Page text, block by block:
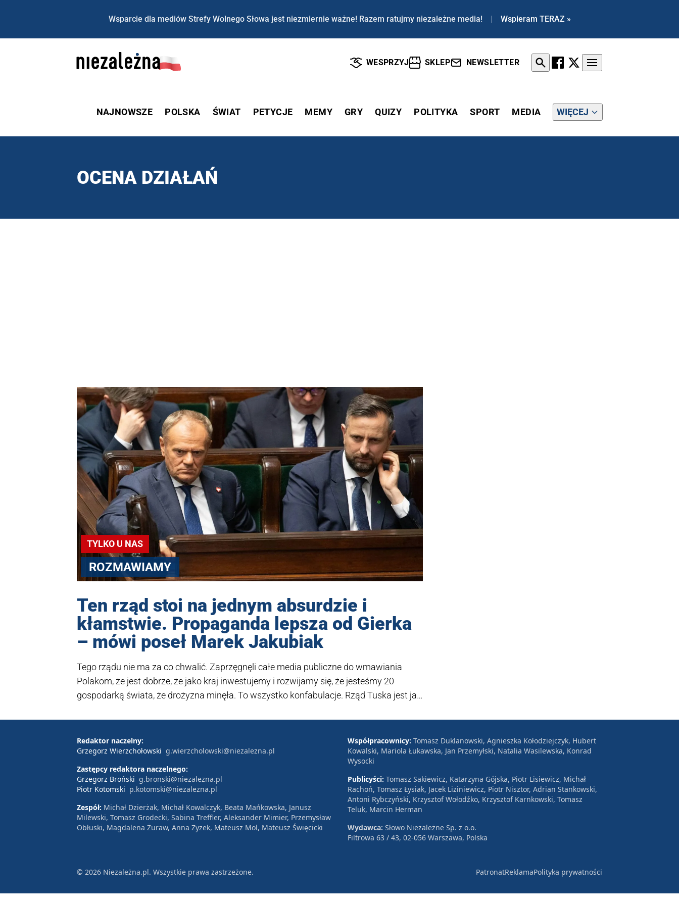
Wsparcie dla mediów Strefy Wolnego Słowa jest niezmiernie ważne! Razem ratujmy niezależne media! | Wspieram TERAZ »
WESPRZYJ SKLEP NEWSLETTER
NAJNOWSZE POLSKA ŚWIAT PETYCJE MEMY GRY QUIZY POLITYKA SPORT MEDIA WIĘCEJ
OCENA DZIAŁAŃ
TYLKO U NAS
ROZMAWIAMY
Ten rząd stoi na jednym absurdzie i
kłamstwie. Propaganda lepsza od Gierka
– mówi poseł Marek Jakubiak
Tego rządu nie ma za co chwalić. Zaprzęgnęli całe media publiczne do wmawiania
Polakom, że jest dobrze, że jako kraj inwestujemy i rozwijamy się, że jesteśmy 20
gospodarką świata, że drożyzna minęła. To wszystko konfabulacje. Rząd Tuska jest jak
Republikanie.
Redaktor naczelny:
Grzegorz Wierzchołowski g.wierzcholowski@niezalezna.pl
Zastępcy redaktora naczelnego:
Grzegorz Broński g.bronski@niezalezna.pl
Piotr Kotomski p.kotomski@niezalezna.pl
Zespół: Michał Dzierżak, Michał Kowalczyk, Beata Mańkowska, Janusz
Milewski, Tomasz Grodecki, Sabina Treffler, Aleksander Mimier, Przemysław
Obłuski, Magdalena Żuraw, Anna Zyzek, Mateusz Mol, Mateusz Święcicki
Współpracownicy: Tomasz Duklanowski, Agnieszka Kołodziejczyk, Hubert
Kowalski, Mariola Łukawska, Jan Przemyłski, Natalia Wasilewska, Konrad
Wysocki
Publicyści: Tomasz Sakiewicz, Katarzyna Gójska, Piotr Lisiewicz, Michał
Rachoń, Tomasz Łysiak, Jacek Liziniewicz, Piotr Nisztor, Adrian Stankowski,
Antoni Rybczyński, Krzysztof Wołodźko, Krzysztof Karnkowski, Tomasz
Teluk, Marcin Herman
Wydawca: Słowo Niezależne Sp. z o.o.
Filtrowa 63 / 43, 02-056 Warszawa, Polska
© 2026 Niezależna.pl. Wszystkie prawa zastrzeżone. PatronatReklamaPolityka prywatności